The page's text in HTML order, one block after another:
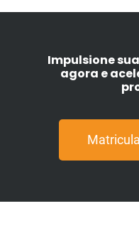
Impulsione
agora e